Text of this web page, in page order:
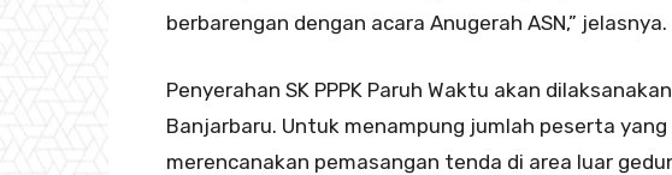
berbarengan dengan acara Anugerah ASN,” jelasnya.
Penyerahan SK PPPK Paruh Waktu akan
Banjarbaru. Untuk menampung jumlah peserta
merencanakan pemasangan tenda di area luar